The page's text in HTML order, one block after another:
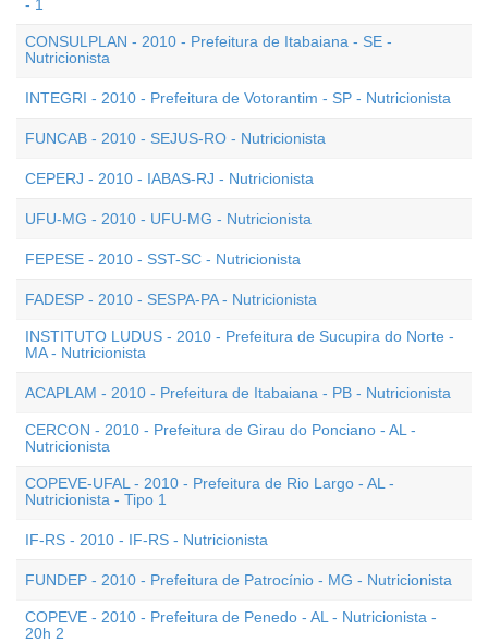
- 1
CONSULPLAN - 2010 - Prefeitura de Itabaiana - SE -
Nutricionista
INTEGRI - 2010 - Prefeitura de Votorantim - SP - Nutricionista
FUNCAB - 2010 - SEJUS-RO - Nutricionista
CEPERJ - 2010 - IABAS-RJ - Nutricionista
UFU-MG - 2010 - UFU-MG - Nutricionista
FEPESE - 2010 - SST-SC - Nutricionista
FADESP - 2010 - SESPA-PA - Nutricionista
INSTITUTO LUDUS - 2010 - Prefeitura de Sucupira do Norte -
MA - Nutricionista
ACAPLAM - 2010 - Prefeitura de Itabaiana - PB - Nutricionista
CERCON - 2010 - Prefeitura de Girau do Ponciano - AL -
Nutricionista
COPEVE-UFAL - 2010 - Prefeitura de Rio Largo - AL -
Nutricionista - Tipo 1
IF-RS - 2010 - IF-RS - Nutricionista
FUNDEP - 2010 - Prefeitura de Patrocínio - MG - Nutricionista
COPEVE - 2010 - Prefeitura de Penedo - AL - Nutricionista -
20h 2